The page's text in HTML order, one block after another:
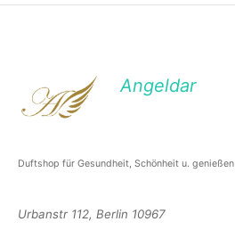
Angeldar
Duftshop für Gesundheit, Schönheit u. genießen
Urbanstr 112, Berlin 10967